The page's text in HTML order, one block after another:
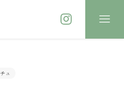
ュ